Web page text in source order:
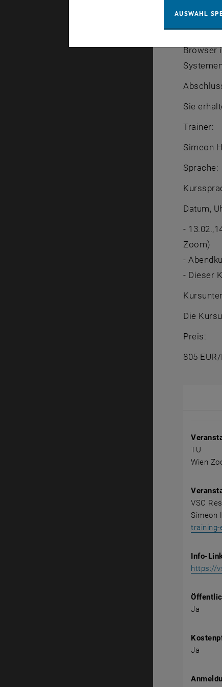
- Wir
-
Browser
Sie
Trainer:
Simeon
Sprache:
Datum,
-
Zoom)
-
- Dieser
Die
Preis:
805
TU
Wien
VSC
Simeon
Info-
https://
Ja
Ja
AUSWAHL